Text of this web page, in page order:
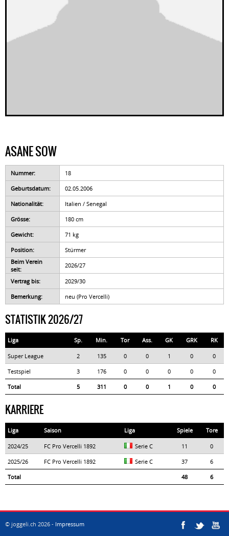
ASANE SOW
Nummer:
18
Geburtsdatum:
02.05.2006
Nationalität:
Italien / Senegal
Grösse:
180 cm
Gewicht:
71 kg
Position:
Stürmer
Beim Verein
seit:
2026/27
Vertrag bis:
2029/30
Bemerkung:
neu (Pro Vercelli)
STATISTIK 2026/27
Liga Sp. Min. Tor Ass. GK GRK RK
Super League 2 135 0 0 1 0
0
Testspiel
3 176 0 0 0 0
0
Total
5 311 0 0 1 0 0
KARRIERE
Liga Saison Liga Spiele Tore
2024/25 FC Pro Vercelli 1892 Serie C 11
0
2025/26
FC Pro Vercelli 1892 Serie C 37
6
Total
48 6
© joggeli.ch 2026 - Impressum